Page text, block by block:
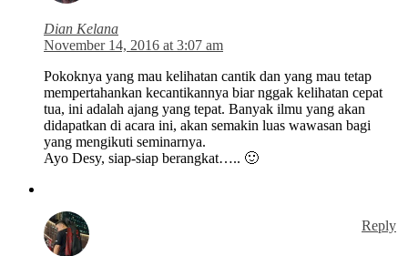
Dian Kelana
November 14, 2016 at 3:07 am
Pokoknya yang mau kelihatan cantik dan yang mau tetap
mempertahankan kecantikannya biar nggak kelihatan cepat
tua, ini adalah ajang yang tepat. Banyak ilmu yang akan
didapatkan di acara ini, akan semakin luas wawasan bagi
yang mengikuti seminarnya.
Ayo Desy, siap-siap berangkat….. 🙂
Reply